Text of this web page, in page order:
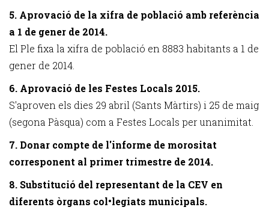
5. Aprovació de la xifra de població amb referència
a 1 de gener de 2014.
El Ple fixa la xifra de població en 8883 habitants a 1 de
gener de 2014.
6. Aprovació de les Festes Locals 2015.
S'aproven els dies 29 abril (Sants Màrtirs) i 25 de maig
(segona Pàsqua) com a Festes Locals per unanimitat.
7. Donar compte de l'informe de morositat
corresponent al primer trimestre de 2014.
8. Substitució del representant de la CEV en
diferents òrgans col•legiats municipals.